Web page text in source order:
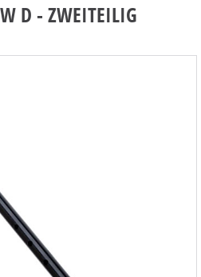
D - ZWEITEILIG